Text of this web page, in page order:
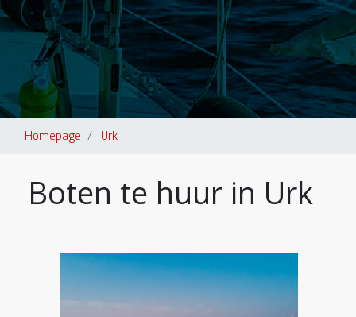
Homepage Urk
Boten te huur in Urk